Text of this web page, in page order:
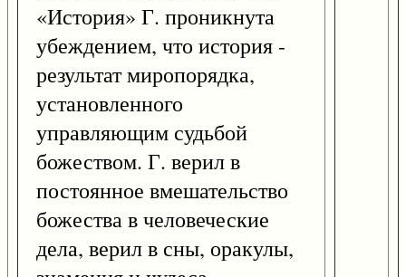
«История» Г. проникнута
убеждением, что история -
результат миропорядка,
установленного
управляющим судьбой
божеством. Г. верил в
постоянное вмешательство
божества в человеческие
дела, верил в сны, оракулы,